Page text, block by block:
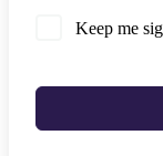
Keep me